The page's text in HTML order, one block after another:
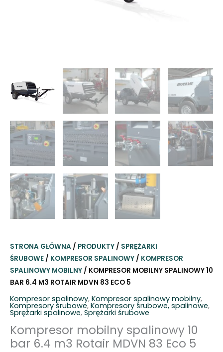
STRONA GŁÓWNA / PRODUKTY / SPRĘŻARKI
ŚRUBOWE / KOMPRESOR SPALINOWY / KOMPRESOR
SPALINOWY MOBILNY / KOMPRESOR MOBILNY SPALINOWY 10
BAR 6.4 M3 ROTAIR MDVN 83 ECO 5
Kompresor spalinowy, Kompresor spalinowy mobilny,
Kompresory śrubowe, Kompresory śrubowe, spalinowe,
Sprężarki spalinowe, Sprężarki śrubowe
Kompresor mobilny spalinowy 10
bar 6.4 m3 Rotair MDVN 83 Eco 5